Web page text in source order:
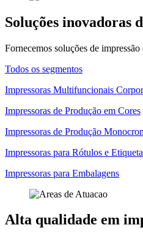
Soluções inovadoras
Fornecemos soluções de
Todos os segmentos
Impressoras Multifuncionais
Impressoras de Produção em Cores
Impressoras de Produção
Impressoras para Rótulos e
Impressoras para Embalagens
Alta qualidade em